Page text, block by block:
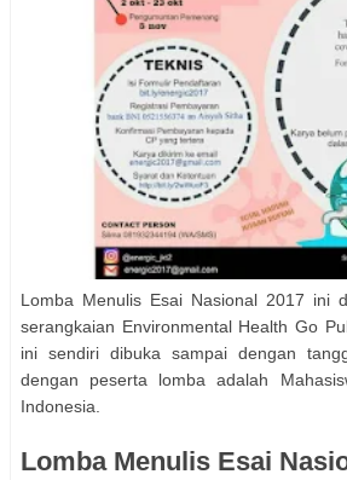
Lomba Menulis Esai Nasional 2017 ini
serangkaian Environmental Health Go
ini sendiri dibuka sampai dengan
dengan peserta lomba adalah
Indonesia.
Lomba Menulis Esai